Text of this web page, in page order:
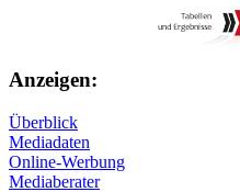
Anzeigen:
Überblick
Mediadaten
Online-Werbung
Mediaberater